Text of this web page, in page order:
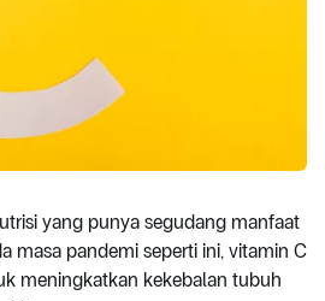
yang punya segudang manfaat
masa pandemi seperti ini, vitamin C
meningkatkan kekebalan tubuh